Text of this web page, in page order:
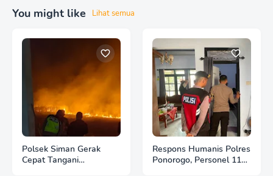
You might like Lihat semua
Polsek Siman Gerak
Cepat Tangani
Respons Humanis Polres
Ponorogo, Personel 110